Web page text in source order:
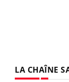
LA CHAÎNE